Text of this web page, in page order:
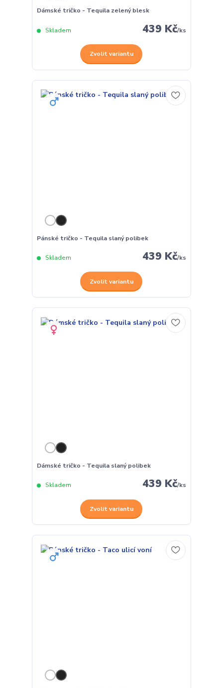
Dámské tričko - Tequila zelený blesk
439 Kč/ks
Skladem
Zvolit variantu
Pánské tričko - Tequila slaný polibek
439 Kč/ks
Skladem
Zvolit variantu
Dámské tričko - Tequila slaný polibek
439 Kč/ks
Skladem
Zvolit variantu